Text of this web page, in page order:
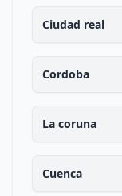
Ciudad real
Cordoba
La coruna
Cuenca